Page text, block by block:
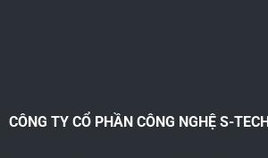
CÔNG TY CỔ PHẦN CÔNG NGHỆ S-TECH